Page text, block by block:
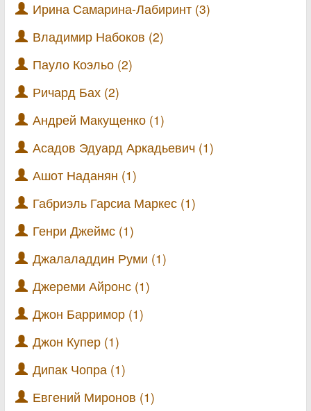
Ирина Самарина-Лабиринт (3)
Владимир Набоков (2)
Пауло Коэльо (2)
Ричард Бах (2)
Андрей Макущенко (1)
Асадов Эдуард Аркадьевич (1)
Ашот Наданян (1)
Габриэль Гарсиа Маркес (1)
Генри Джеймс (1)
Джалаладдин Руми (1)
Джереми Айронс (1)
Джон Барримор (1)
Джон Купер (1)
Дипак Чопра (1)
Евгений Миронов (1)